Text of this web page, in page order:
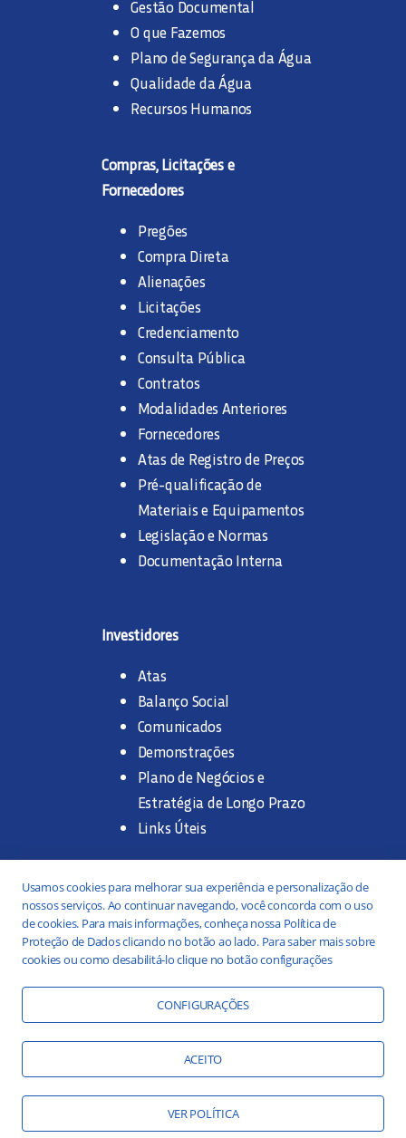
Gestão Documental
O que Fazemos
Plano de Segurança da Água
Qualidade da Água
Recursos Humanos
Compras, Licitações e
Fornecedores
Pregões
Compra Direta
Alienações
Licitações
Credenciamento
Consulta Pública
Contratos
Modalidades Anteriores
Fornecedores
Atas de Registro de Preços
Pré-qualificação de
Materiais e Equipamentos
Legislação e Normas
Documentação Interna
Investidores
Atas
Balanço Social
Comunicados
Demonstrações
Plano de Negócios e
Estratégia de Longo Prazo
Links Úteis
Trabalhe na SANASA
Concurso Público
Estágio
Portal da Transparência
Práticas ESG
Responsabilidade Social
Educação Ambiental
Usamos cookies para melhorar sua experiência e personalização de
nossos serviços. Ao continuar navegando, você concorda com o uso
de cookies. Para mais informações, conheça nossa Política de
Proteção de Dados clicando no botão ao lado. Para saber mais sobre
cookies ou como desabilitá-lo clique no botão configurações
CONFIGURAÇÕES
ACEITO
VER POLÍTICA